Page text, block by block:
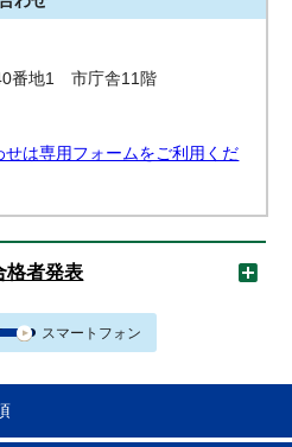
番地1 市庁舎11階
せは専用フォームをご利用くだ
者発表
スマートフォン